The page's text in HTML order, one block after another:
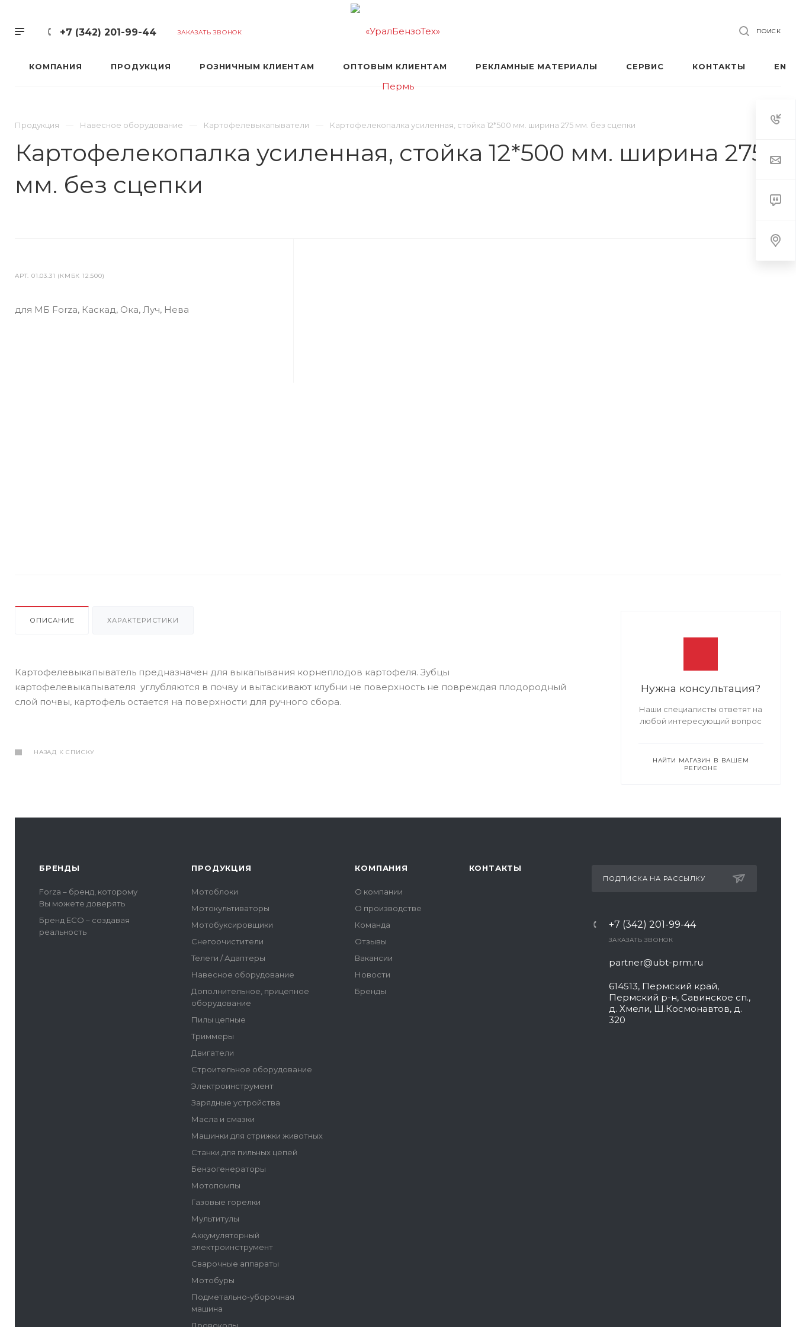
+7 (342) 201-99-44 ЗАКАЗАТЬ ЗВОНОК ПОИСК
КОМПАНИЯ ПРОДУКЦИЯ РОЗНИЧНЫМ КЛИЕНТАМ ОПТОВЫМ КЛИЕНТАМ РЕКЛАМНЫЕ МАТЕРИАЛЫ СЕРВИС КОНТАКТЫ EN
Продукция Навесное оборудование Картофелевыкапыватели Картофелекопалка усиленная, стойка 12*500 мм. ширина 275 мм. без сцепки
Картофелекопалка усиленная, стойка 12*500 мм. ширина 275
мм. без сцепки
АРТ.01.03.31 (КМБК 12.500)
для МБ Forza, Каскад, Ока, Луч, Нева
Нужна консультация?
Наши специалисты ответят на
любой интересующий вопрос
НАЙТИ МАГАЗИН В ВАШЕМ
РЕГИОНЕ
ОПИСАНИЕ ХАРАКТЕРИСТИКИ
Картофелевыкапыватель предназначен для выкапывания корнеплодов картофеля. Зубцы
картофелевыкапывателя углубляются в почву и вытаскивают клубни не поверхность не повреждая плодородный
слой почвы, картофель остается на поверхности для ручного сбора.
НАЗАД К СПИСКУ
БРЕНДЫ
Forza – бренд, которому
Вы можете доверять
Бренд ECO – создавая
реальность
ПРОДУКЦИЯ
Мотоблоки
Мотокультиваторы
Мотобуксировщики
Снегоочистители
Телеги / Адаптеры
Навесное оборудование
Дополнительное, прицепное
оборудование
Пилы цепные
Триммеры
Двигатели
Строительное оборудование
Электроинструмент
Зарядные устройства
Масла и смазки
Машинки для стрижки животных
Станки для пильных цепей
Бензогенераторы
Мотопомпы
Газовые горелки
Мультитулы
Аккумуляторный
электроинструмент
Сварочные аппараты
Мотобуры
Подметально-уборочная
машина
КОМПАНИЯ
О компании
О производстве
Команда
Отзывы
Вакансии
Новости
Бренды
КОНТАКТЫ
ПОДПИСКА НА РАССЫЛКУ
+7 (342) 201-99-44
ЗАКАЗАТЬ ЗВОНОК
partner@ubt-prm.ru
614513, Пермский край,
Пермский р-н, Савинское сп.,
д. Хмели, Ш.Космонавтов, д.
320